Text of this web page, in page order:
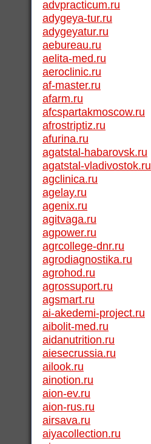
advpracticum.ru
adygeya-tur.ru
adygeyatur.ru
aebureau.ru
aelita-med.ru
aeroclinic.ru
af-master.ru
afarm.ru
afcspartakmoscow.ru
afrostriptiz.ru
afurina.ru
agatstal-habarovsk.ru
agatstal-vladivostok.ru
agclinica.ru
agelay.ru
agenix.ru
agitvaga.ru
agpower.ru
agrcollege-dnr.ru
agrodiagnostika.ru
agrohod.ru
agrossuport.ru
agsmart.ru
ai-akedemi-project.ru
aibolit-med.ru
aidanutrition.ru
aiesecrussia.ru
ailook.ru
ainotion.ru
aion-ev.ru
aion-rus.ru
airsava.ru
aiyacollection.ru